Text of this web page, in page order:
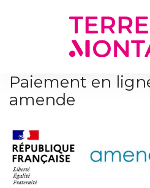
Paiement en
amende